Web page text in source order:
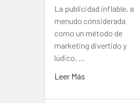
La publicidad inflable, a
menudo considerada
como un método de
marketing divertido y
lúdico, …
Leer Más